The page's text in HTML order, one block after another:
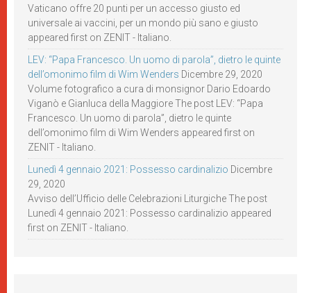
Vaticano offre 20 punti per un accesso giusto ed
universale ai vaccini, per un mondo più sano e giusto
appeared first on ZENIT - Italiano.
LEV: “Papa Francesco. Un uomo di parola”, dietro le quinte
dell’omonimo film di Wim Wenders Dicembre 29, 2020
Volume fotografico a cura di monsignor Dario Edoardo
Viganò e Gianluca della Maggiore The post LEV: “Papa
Francesco. Un uomo di parola”, dietro le quinte
dell’omonimo film di Wim Wenders appeared first on
ZENIT - Italiano.
Lunedì 4 gennaio 2021: Possesso cardinalizio Dicembre
29, 2020
Avviso dell’Ufficio delle Celebrazioni Liturgiche The post
Lunedì 4 gennaio 2021: Possesso cardinalizio appeared
first on ZENIT - Italiano.